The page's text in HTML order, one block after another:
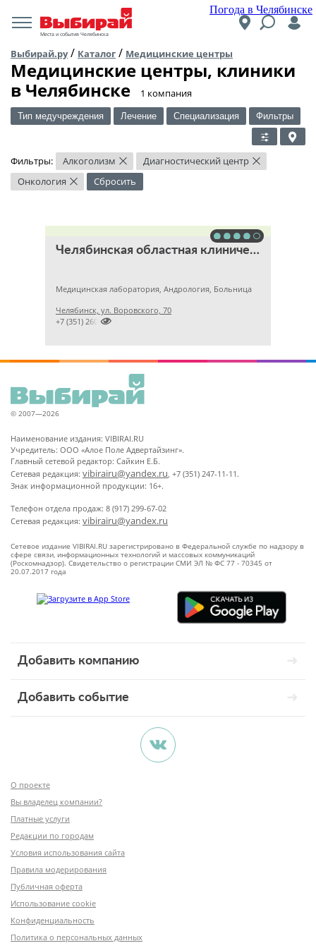
Погода в Челябинске
Места и события Челябинска
Выбирай.ру/ Каталог / Медицинские центры
Медицинские центры, клиники
в Челябинске
​1 компания
Тип медучреждения Лечение Специализация Фильтры
Фильтры: Алкоголизм × Диагностический центр ×
Онкология × Сбросить
Челябинская областная клиническая больница
Медицинская лаборатория, Андрология, Больница
Челябинск, ул. Воровского, 70

+7 (351) 2609824
© 2007—2026
Наименование издания: VIBIRAI.RU
Учредитель: ООО «Алое Поле Адвертайзинг».
Главный сетевой редактор: Сайкин Е.Б.
Сетевая редакция: vibirairu@yandex.ru, +7 (351) 247-11-11.
Знак информационной продукции: 16+.
Телефон отдела продаж: 8 (917) 299-67-02
Сетевая редакция: vibirairu@yandex.ru
Сетевое издание VIBIRAI.RU зарегистрировано в Федеральной службе по надзору в
сфере связи, информационных технологий и массовых коммуникаций
(Роскомнадзор). Свидетельство о регистрации СМИ ЭЛ № ФС 77 - 70345 от
20.07.2017 года
Добавить компанию
Добавить событие
О проекте
Вы владелец компании?
Платные услуги
Редакции по городам
Условия использования сайта
Правила модерирования
Публичная оферта
Использование cookie
Конфиденциальность
Политика о персональных данных